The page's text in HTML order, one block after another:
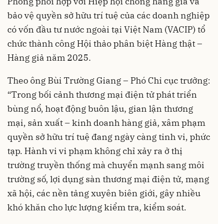
bảo vệ quyền sở hữu trí tuệ của các doanh nghiệp
có vốn đầu tư nước ngoài tại Việt Nam (VACIP) tổ
chức thành công Hội thảo phân biệt Hàng thật –
Hàng giả năm 2025.
Theo ông Bùi Trường Giang – Phó Chi cục trưởng:
“Trong bối cảnh thương mại điện tử phát triển
bùng nổ, hoạt động buôn lậu, gian lận thương
mại, sản xuất – kinh doanh hàng giả, xâm phạm
quyền sở hữu trí tuệ đang ngày càng tinh vi, phức
tạp. Hành vi vi phạm không chỉ xảy ra ở thị
trường truyền thống mà chuyển mạnh sang môi
trường số, lợi dụng sàn thương mại điện tử, mạng
xã hội, các nền tảng xuyên biên giới, gây nhiều
khó khăn cho lực lượng kiểm tra, kiểm soát.